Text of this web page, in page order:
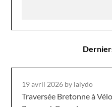
19 avril 2026 by lalydo
Traversée Bretonne à